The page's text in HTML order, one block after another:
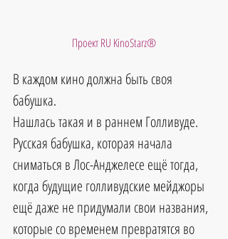
Проект RU KinoStarz®
В каждом кино должна быть своя
бабушка.
Нашлась такая и в раннем Голливуде.
Русская бабушка, которая начала
сниматься в Лос-Анджелесе ещё тогда,
когда будущие голливудские мейджоры
ещё даже не придумали свои названия,
которые со временем превратятся во